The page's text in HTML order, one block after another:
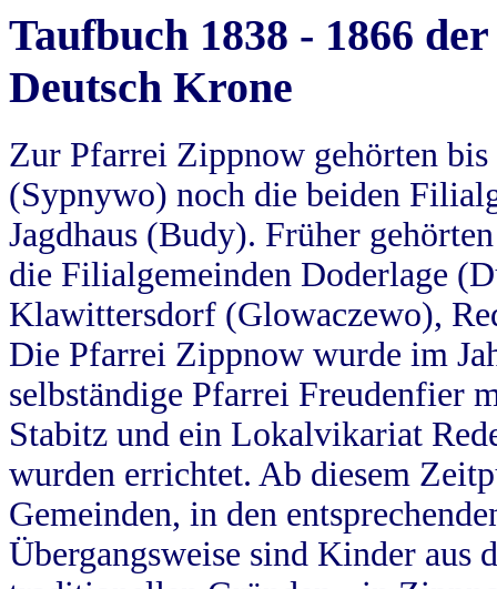
Taufbuch 1838 - 1866
Deutsch Krone
Zur Pfarrei Zippnow gehörten
(Sypnywo) noch die beiden
Jagdhaus (Budy). Früher
die Filialgemeinden Doderlage
Klawittersdorf (Glowaczewo),
Die Pfarrei Zippnow wurde im
selbständige Pfarrei Freudenfier
Stabitz und ein Lokalvikariat
wurden errichtet. Ab diesem
Gemeinden, in den
Übergangsweise sind Kinder aus